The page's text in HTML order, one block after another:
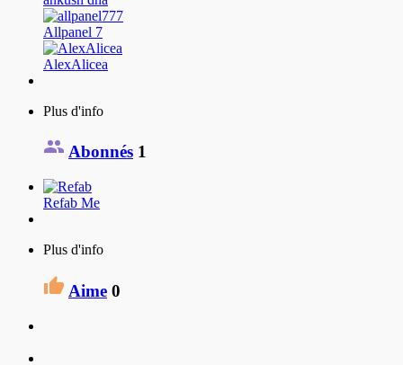
Allpanel 7
AlexAlicea
Plus d'info
Abonnés 1
Refab Me
Plus d'info
Aime 0